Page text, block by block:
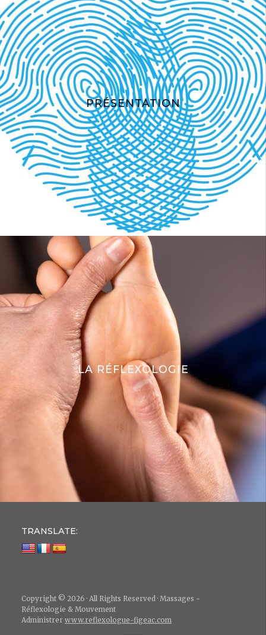
PRÉSENTATION
LA RÉFLEXOLOGIE
TRANSLATE:
Copyright © 2026 · All Rights Reserved · Massages ~
Réflexologie & Mouvement
Administrer www.reflexologue-figeac.com